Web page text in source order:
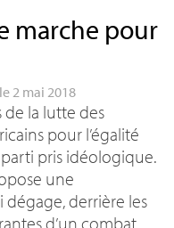
marche pour
2 mai 2018
de la lutte des
pour l’égalité
pris idéologique.
une
derrière les
d’un combat